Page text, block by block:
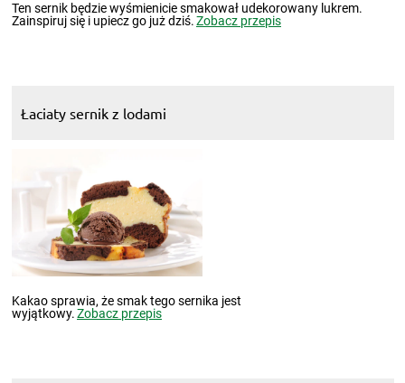
Ten sernik będzie wyśmienicie smakował udekorowany lukrem.
Zainspiruj się i upiecz go już dziś.Zobacz przepis
Łaciaty sernik z lodami
Kakao sprawia, że smak tego sernika jest
wyjątkowy.Zobacz przepis